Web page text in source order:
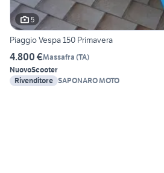
5
Piaggio Vespa 150 Primavera
4.800 €Massafra (TA)
NuovoScooter
Rivenditore SAPONARO MOTO